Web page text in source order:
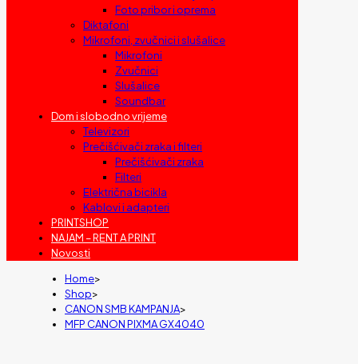
Foto pribor i oprema
Diktafoni
Mikrofoni, zvučnici i slušalice
Mikrofoni
Zvučnici
Slušalice
Soundbar
Dom i slobodno vrijeme
Televizori
Prečišćivači zraka i filteri
Prečišćivači zraka
Filteri
Električna bicikla
Kablovi i adapteri
PRINTSHOP
NAJAM – RENT A PRINT
Novosti
Home>
Shop>
CANON SMB KAMPANJA>
MFP CANON PIXMA GX4040